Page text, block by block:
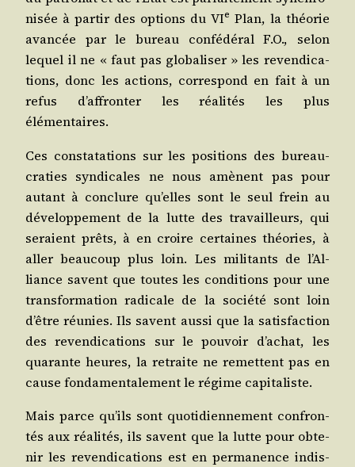
ni­sée à par­tir des options du VIe Plan, la théo­rie
avan­cée par le bureau confé­dé­ral F.O., selon
lequel il ne « faut pas glo­ba­li­ser » les reven­di­ca­
tions, donc les actions, cor­res­pond en fait à un
refus d’af­fron­ter les réa­li­tés les plus
élémentaires.
Ces consta­ta­tions sur les posi­tions des bureau­
cra­ties syn­di­cales ne nous amènent pas pour
autant à conclure qu’elles sont le seul frein au
déve­lop­pe­ment de la lutte des tra­vailleurs, qui
seraient prêts, à en croire cer­taines théo­ries, à
aller beau­coup plus loin. Les mili­tants de l’Al­
liance savent que toutes les condi­tions pour une
trans­for­ma­tion radi­cale de la socié­té sont loin
d’être réunies. Ils savent aus­si que la satis­fac­tion
des reven­di­ca­tions sur le pou­voir d’a­chat, les
qua­rante heures, la retraite ne remettent pas en
cause fon­da­men­ta­le­ment le régime capitaliste.
Mais parce qu’ils sont quo­ti­dien­ne­ment confron­
tés aux réa­li­tés, ils savent que la lutte pour obte­
nir les reven­di­ca­tions est en per­ma­nence indis­